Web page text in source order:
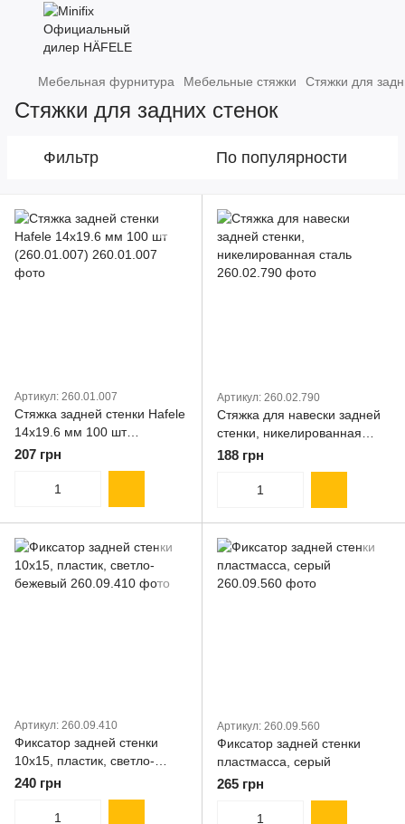
Мебельная фурнитура Мебельные стяжки Стяжки для
Стяжки для задних стенок
Фильтр По популярности
Артикул: 260.01.007
Стяжка задней стенки Hafele
14х19.6 мм 100 шт
(260.01.007)
207 грн
Артикул: 260.02.790
Стяжка для навески задней
стенки, никелированная
сталь
188 грн
Артикул: 260.09.410
Фиксатор задней стенки
10x15, пластик, светло-
бежевый
240 грн
Артикул: 260.09.560
Фиксатор задней стенки
пластмасса, серый
265 грн